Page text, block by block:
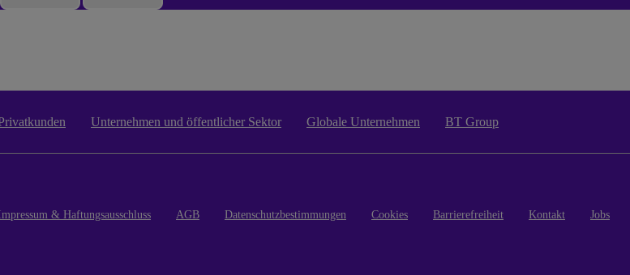
Unternehmen und öffentlicher Sektor Globale Unternehmen BT Group
& Haftungsausschluss AGB Datenschutzbestimmungen Cookies Barrierefreiheit Kontakt Jobs